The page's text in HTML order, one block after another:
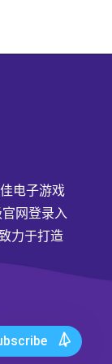
电子游戏
网登录入
力于打造